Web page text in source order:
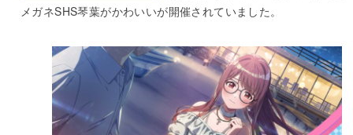
メガネSHS琴葉がかわいいが開催されていました。